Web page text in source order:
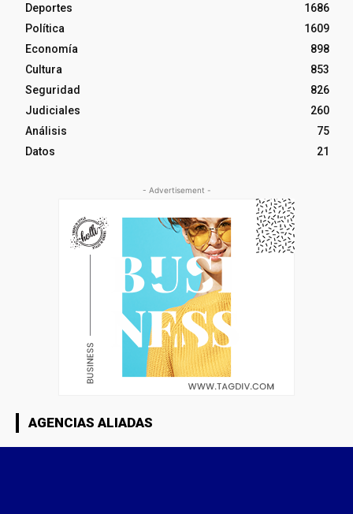
Deportes
1686
Política
1609
Economía
898
Cultura
853
Seguridad
826
Judiciales
260
Análisis
75
Datos
21
- Advertisement -
AGENCIAS ALIADAS